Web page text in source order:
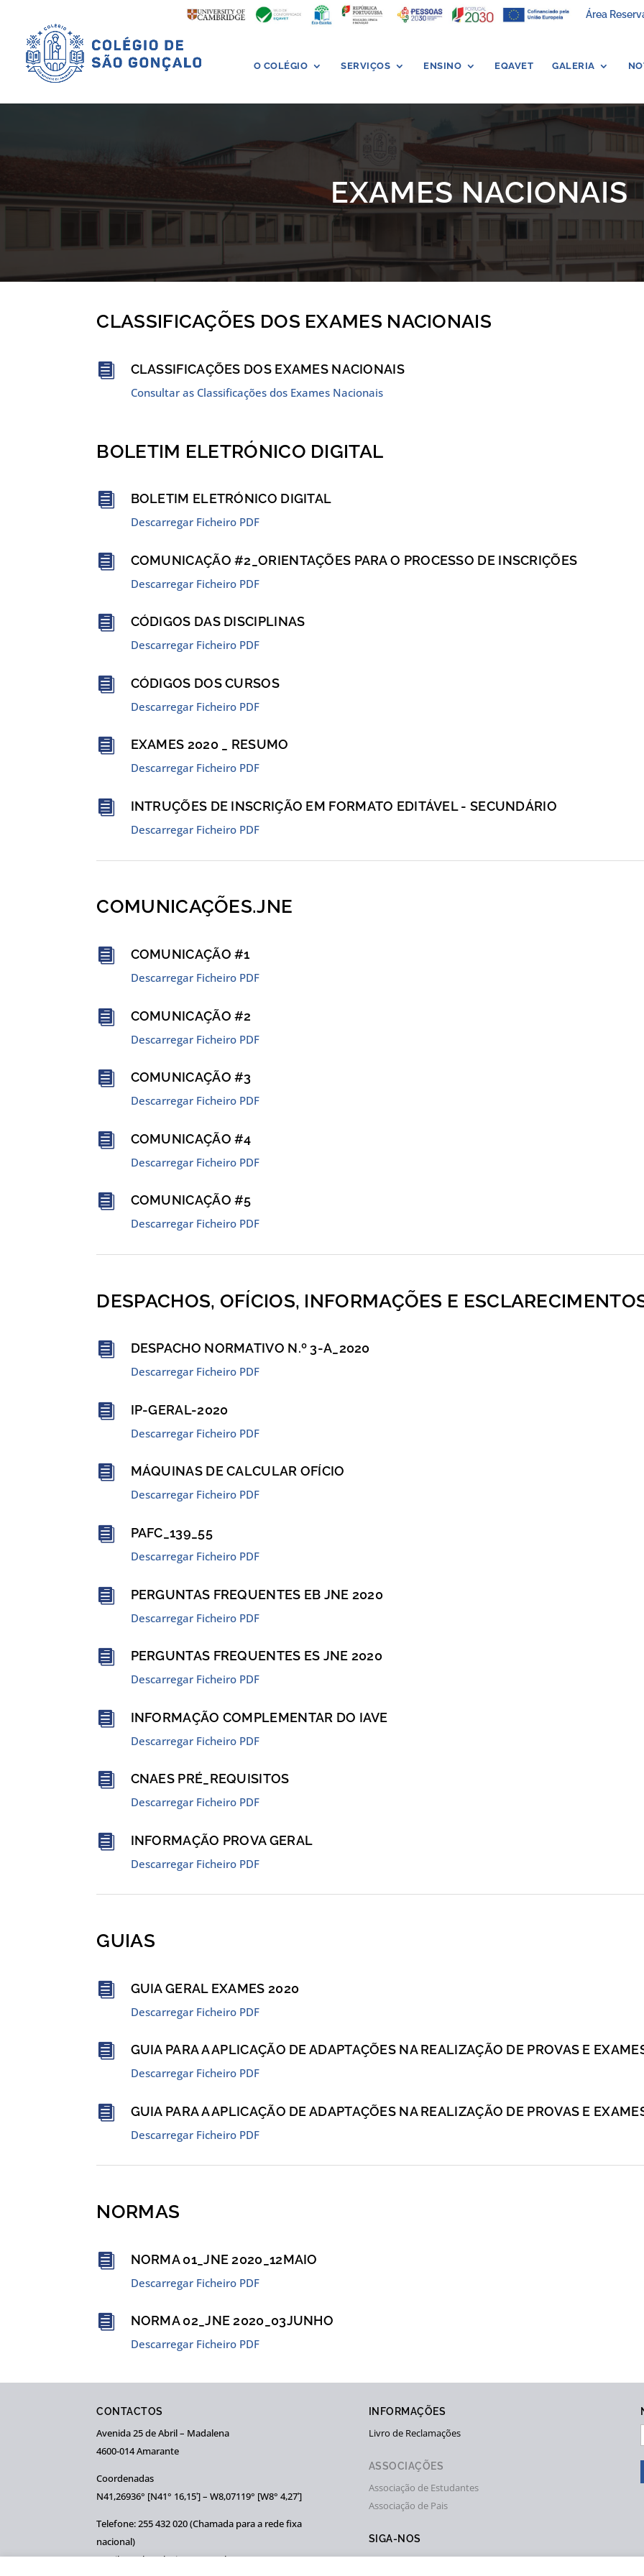
Área
O COLÉGIO SERVIÇOS ENSINO EQAVET GALERIA
EXAMES NACIONAIS
CLASSIFICAÇÕES DOS EXAMES NACIONAIS
 CLASSIFICAÇÕES DOS EXAMES NACIONAIS
Consultar as Classificações dos Exames Nacionais
BOLETIM ELETRÓNICO DIGITAL
 BOLETIM ELETRÓNICO DIGITAL
Descarregar Ficheiro PDF
 COMUNICAÇÃO #2_ORIENTAÇÕES PARA O PROCESSO DE INSCRIÇÕES
Descarregar Ficheiro PDF
 CÓDIGOS DAS DISCIPLINAS
Descarregar Ficheiro PDF
 CÓDIGOS DOS CURSOS
Descarregar Ficheiro PDF
 EXAMES 2020 _ RESUMO
Descarregar Ficheiro PDF
 INTRUÇÕES DE INSCRIÇÃO EM FORMATO EDITÁVEL - SECUNDÁRIO
Descarregar Ficheiro PDF
COMUNICAÇÕES.JNE
 COMUNICAÇÃO #1
Descarregar Ficheiro PDF
 COMUNICAÇÃO #2
Descarregar Ficheiro PDF
 COMUNICAÇÃO #3
Descarregar Ficheiro PDF
 COMUNICAÇÃO #4
Descarregar Ficheiro PDF
 COMUNICAÇÃO #5
Descarregar Ficheiro PDF
DESPACHOS, OFÍCIOS, INFORMAÇÕES E
 DESPACHO NORMATIVO N.º 3-A_2020
Descarregar Ficheiro PDF
 IP-GERAL-2020
Descarregar Ficheiro PDF
 MÁQUINAS DE CALCULAR OFÍCIO
Descarregar Ficheiro PDF
 PAFC_139_55
Descarregar Ficheiro PDF
 PERGUNTAS FREQUENTES EB JNE 2020
Descarregar Ficheiro PDF
 PERGUNTAS FREQUENTES ES JNE 2020
Descarregar Ficheiro PDF
 INFORMAÇÃO COMPLEMENTAR DO IAVE
Descarregar Ficheiro PDF
 CNAES PRÉ_REQUISITOS
Descarregar Ficheiro PDF
 INFORMAÇÃO PROVA GERAL
Descarregar Ficheiro PDF
GUIAS
 GUIA GERAL EXAMES 2020
Descarregar Ficheiro PDF
 GUIA PARA A APLICAÇÃO DE ADAPTAÇÕES NA REALIZAÇÃO DE PROVAS E
Descarregar Ficheiro PDF
 GUIA PARA A APLICAÇÃO DE ADAPTAÇÕES NA REALIZAÇÃO DE PROVAS E
Descarregar Ficheiro PDF
NORMAS
 NORMA 01_JNE 2020_12MAIO
Descarregar Ficheiro PDF
 NORMA 02_JNE 2020_03JUNHO
Descarregar Ficheiro PDF
CONTACTOS
Avenida 25 de Abril – Madalena
4600-014 Amarante
Coordenadas
N41,26936° [N41° 16,15ʹ] – W8,07119° [W8° 4,27ʹ]
Telefone: 255 432 020 (Chamada para a rede fixa
nacional)
Email: geral@colegiosaogoncalo.pt
INFORMAÇÕES
Livro de Reclamações
ASSOCIAÇÕES
Associação de Estudantes
Associação de Pais
SIGA-NOS